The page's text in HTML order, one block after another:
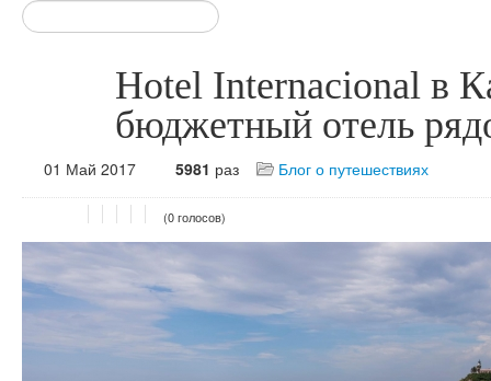
Hotel Internacional в
бюджетный отель
Блог о путешествиях
01 Май 2017 5981 раз
(0 голосов)